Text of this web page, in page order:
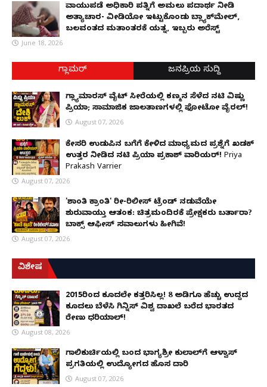
ವಾಯುಪಡೆ ಅಧಿಕಾರಿ ಪತ್ನಿಗೆ ಅಮಲು ಪದಾರ್ಥ ನೀಡಿ
ಅತ್ಯಾಚಾರ- ವೀಡಿಯೋ ಇಟ್ಟುಕೊಂಡು ಬ್ಲ್ಯಾಕ್‌ಮೇಲ್,
ಬಲವಂತದ ಮತಾಂತರಕ್ಕೆ ಯತ್ನ, ಇಬ್ಬರು ಅರೆಸ್ಟ್
June 18, 2026
ಗ್ಲಾಮರ್ ಜನಪ್ರಿಯ ಸುದ್ದಿ
ಗ್ಲ್ಯಾಮಾರಸ್ ವೈಟ್‌ ಸೀರೆಯಲ್ಲಿ ಕಣ್ಮನ ಸೆಳೆದ ನಟಿ ವಿಷ್ಣು
ಪ್ರಿಯಾ; ಸಾಮಾಜಿಕ ಜಾಲತಾಣಗಳಲ್ಲಿ ಫೋಟೋ ವೈರಲ್!
August 07, 2026
ಕೇಸರಿ ಉಡುಪಿನ ಬಗೆಗೆ ಕೇಳಿದ ಮಾಧ್ಯಮದ ಪ್ರಶ್ನೆಗೆ ಖಡಕ್
ಉತ್ತರ ನೀಡಿದ ನಟಿ ಪ್ರಿಯಾ ಪ್ರಕಾಶ್ ವಾರಿಯರ್! Priya
Prakash Varrier
August 07, 2026
'ಶಾಂತಿ ಕ್ರಾಂತಿ' ರೀ-ರಿಲೀಸ್ ಟ್ರೆಂಡ್ ನಡುವೆಯೇ
ಶುರುವಾಯ್ತು ಆತಂಕ: ಚಿತ್ರಮಂದಿರಕ್ಕೆ ಪ್ರೇಕ್ಷಕರು ಬರ್ತಾರಾ?
ಬಾಕ್ಸ್ ಆಫೀಸ್ ಸವಾಲುಗಳು ಹೀಗಿವೆ!
August 07, 2026
ವಿಶೇಷ
2015ರಿಂದ ಕೂದಲೇ ಕತ್ತರಿಸಿಲ್ಲ! 8 ಅಡಿಗೂ ಹೆಚ್ಚು ಉದ್ದದ
ಕೂದಲು ಬೆಳೆಸಿ ಗಿನ್ನಿಸ್ ವಿಶ್ವ ದಾಖಲೆ ಬರೆದ ಭಾರತದ
ರೇಣು ಧರಿಯಾಲ್!
August 08, 2026
ಗಾಲಿಕುರ್ಚಿಯಲ್ಲಿ ಬಂದ ಭಾಗ್ಯಶ್ರೀ ಕುಲಾಲ್‌ಗೆ ಆಳ್ವಾಸ್
ಪ್ರಗತಿಯಲ್ಲಿ ಉದ್ಯೋಗದ ಹೊಸ ದಾರಿ
August 07, 2026